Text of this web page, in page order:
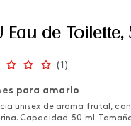
Eau de
(1 )
para amarlo
unisex de aroma frutal,
Capacidad: 50 ml.